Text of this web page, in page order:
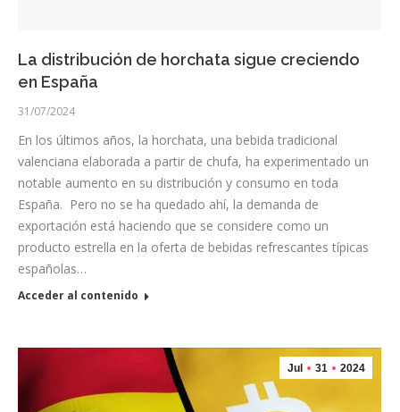
La distribución de horchata sigue creciendo
en España
31/07/2024
En los últimos años, la horchata, una bebida tradicional
valenciana elaborada a partir de chufa, ha experimentado un
notable aumento en su distribución y consumo en toda
España. Pero no se ha quedado ahí, la demanda de
exportación está haciendo que se considere como un
producto estrella en la oferta de bebidas refrescantes típicas
españolas…
Acceder al contenido
Jul 31 2024